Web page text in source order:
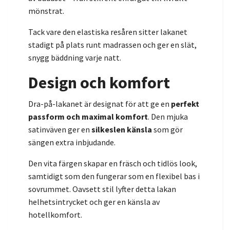
mönstrat.
Tack vare den elastiska resåren sitter lakanet
stadigt på plats runt madrassen och ger en slät,
snygg bäddning varje natt.
Design och komfort
Dra-på-lakanet är designat för att ge en perfekt
passform och maximal komfort. Den mjuka
satinväven ger en silkeslen känsla som gör
sängen extra inbjudande.
Den vita färgen skapar en fräsch och tidlös look,
samtidigt som den fungerar som en flexibel bas i
sovrummet. Oavsett stil lyfter detta lakan
helhetsintrycket och ger en känsla av
hotellkomfort.